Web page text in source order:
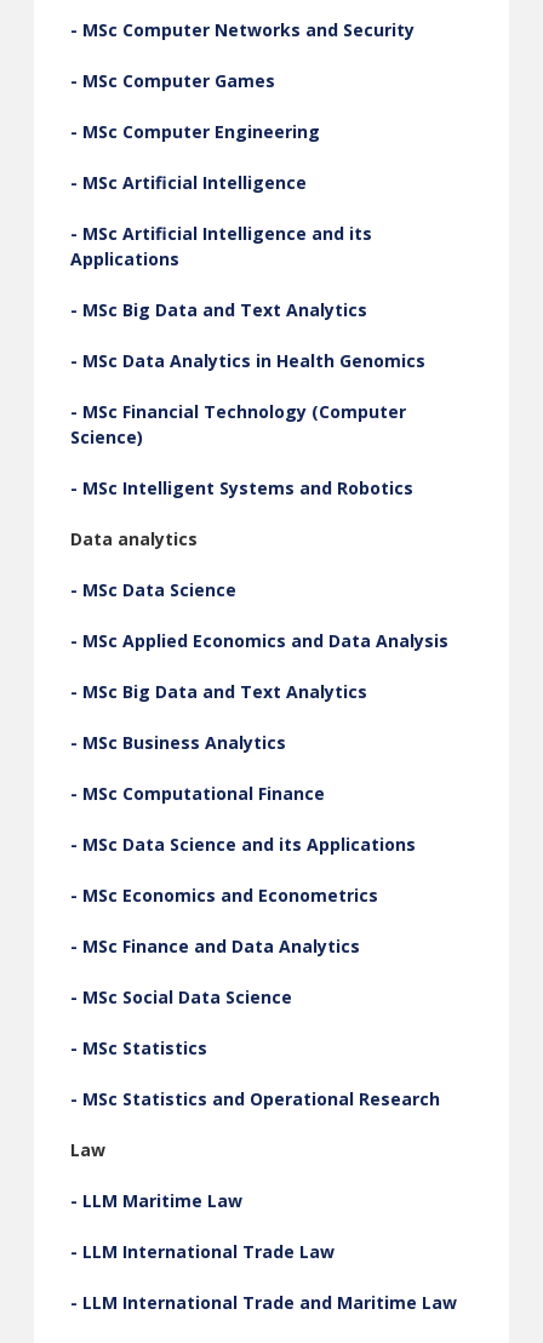
- MSc Computer Networks and Security
- MSc Computer Games
- MSc Computer Engineering
- MSc Artificial Intelligence
- MSc Artificial Intelligence and its
Applications
- MSc Big Data and Text Analytics
- MSc Data Analytics in Health Genomics
- MSc Financial Technology (Computer
Science)
- MSc Intelligent Systems and Robotics
Data analytics
- MSc Data Science
- MSc Applied Economics and Data Analysis
- MSc Big Data and Text Analytics
- MSc Business Analytics
- MSc Computational Finance
- MSc Data Science and its Applications
- MSc Economics and Econometrics
- MSc Finance and Data Analytics
- MSc Social Data Science
- MSc Statistics
- MSc Statistics and Operational Research
Law
- LLM Maritime Law
- LLM International Trade Law
- LLM International Trade and Maritime Law